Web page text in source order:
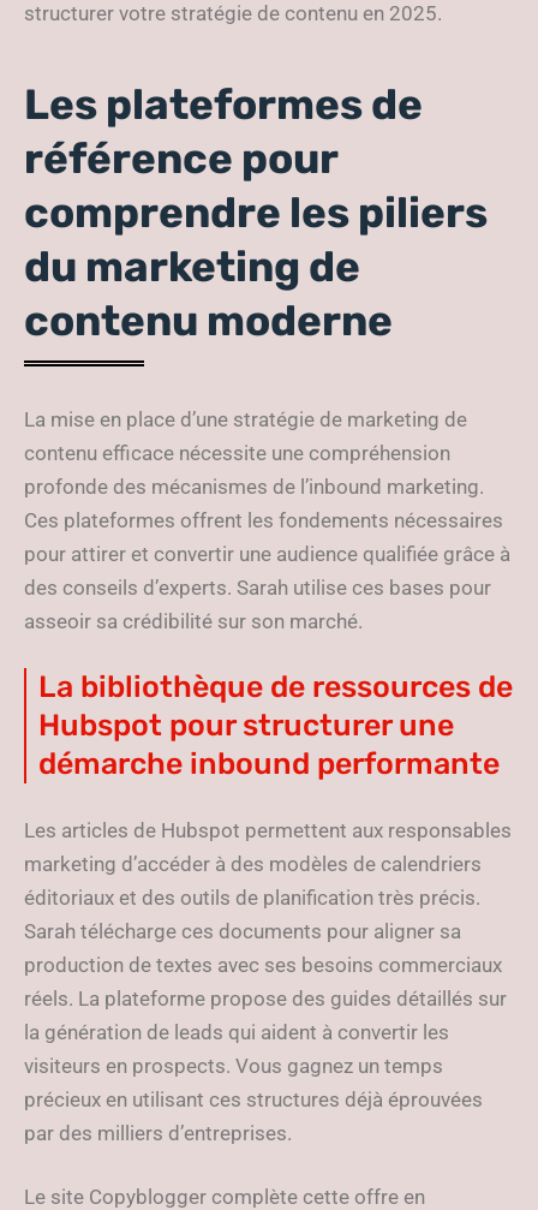
structurer votre stratégie de contenu en 2025.
Les plateformes de
référence pour
comprendre les piliers
du marketing de
contenu moderne
La mise en place d’une stratégie de marketing de
contenu efficace nécessite une compréhension
profonde des mécanismes de l’inbound marketing.
Ces plateformes offrent les fondements nécessaires
pour attirer et convertir une audience qualifiée grâce à
des conseils d’experts. Sarah utilise ces bases pour
asseoir sa crédibilité sur son marché.
La bibliothèque de ressources de
Hubspot pour structurer une
démarche inbound performante
Les articles de Hubspot permettent aux responsables
marketing d’accéder à des modèles de calendriers
éditoriaux et des outils de planification très précis.
Sarah télécharge ces documents pour aligner sa
production de textes avec ses besoins commerciaux
réels. La plateforme propose des guides détaillés sur
la génération de leads qui aident à convertir les
visiteurs en prospects. Vous gagnez un temps
précieux en utilisant ces structures déjà éprouvées
par des milliers d’entreprises.
Le site Copyblogger complète cette offre en